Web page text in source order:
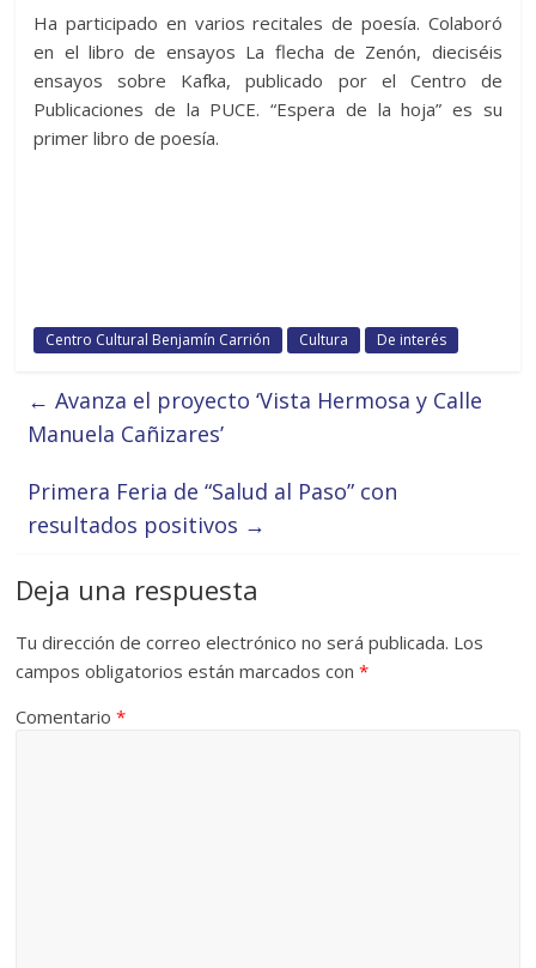
Ha participado en varios recitales de poesía. Colaboró
en el libro de ensayos La flecha de Zenón, dieciséis
ensayos sobre Kafka, publicado por el Centro de
Publicaciones de la PUCE. “Espera de la hoja” es su
primer libro de poesía.
Centro Cultural Benjamín Carrión Cultura De interés
← Avanza el proyecto ‘Vista Hermosa y Calle
Manuela Cañizares’
Primera Feria de “Salud al Paso” con
resultados positivos →
Deja una respuesta
Tu dirección de correo electrónico no será publicada. Los
campos obligatorios están marcados con*
Comentario*